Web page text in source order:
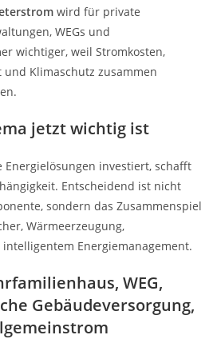
wird für private
WEGs und
wichtiger, weil Stromkosten,
Klimaschutz zusammen
jetzt wichtig ist
investiert, schafft
Entscheidend ist nicht
sondern das Zusammenspiel
Wärmeerzeugung,
Energiemanagement.
WEG,
Gebäudeversorgung,